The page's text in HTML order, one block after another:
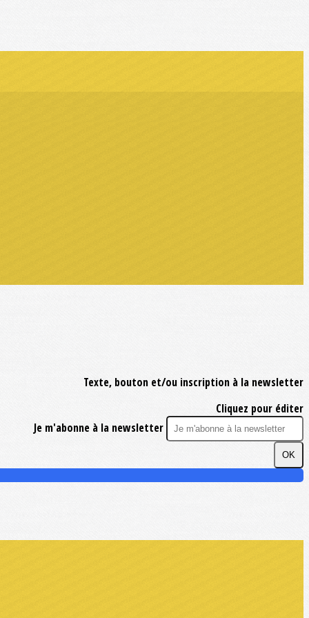
Texte, bouton et/ou inscription à la newsletter
Cliquez pour éditer
Je m'abonne à la newsletter
OK